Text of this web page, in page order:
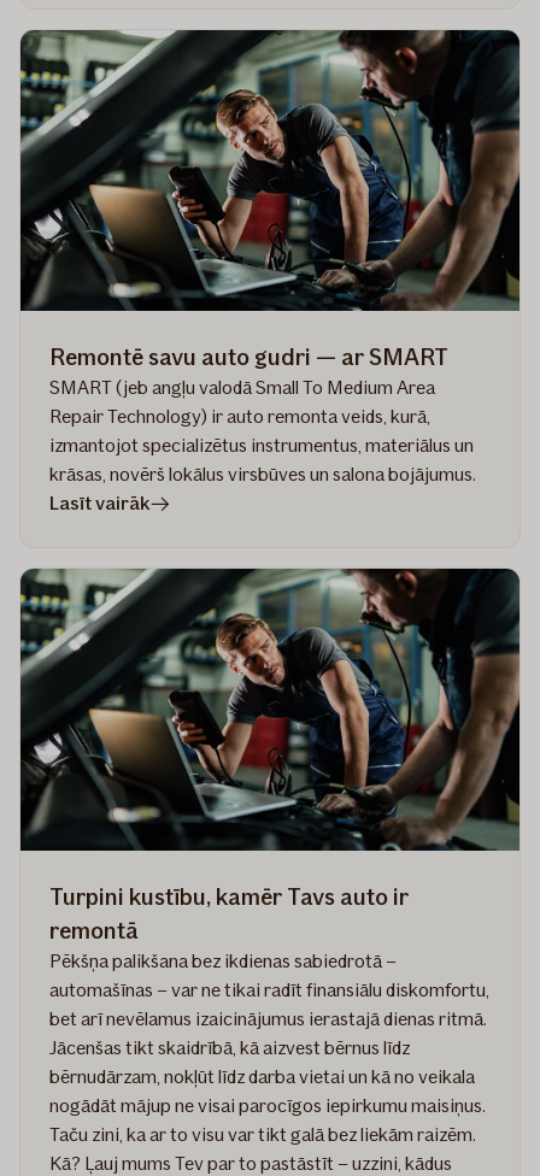
OCTA
apdrošināšana:
atšķirības
un
ieguvumi
Remontē savu auto gudri — ar SMART
SMART (jeb angļu valodā Small To Medium Area
Repair Technology) ir auto remonta veids, kurā,
izmantojot specializētus instrumentus, materiālus un
krāsas, novērš lokālus virsbūves un salona bojājumus.
Lasīt vairākrakstā
auto
gudri
—
ar
SMART
Turpini kustību, kamēr Tavs auto ir
remontā
Pēkšņa palikšana bez ikdienas sabiedrotā –
automašīnas – var ne tikai radīt finansiālu diskomfortu,
bet arī nevēlamus izaicinājumus ierastajā dienas ritmā.
Jācenšas tikt skaidrībā, kā aizvest bērnus līdz
bērnudārzam, nokļūt līdz darba vietai un kā no veikala
nogādāt mājup ne visai parocīgos iepirkumu maisiņus.
Taču zini, ka ar to visu var tikt galā bez liekām raizēm.
Kā? Ļauj mums Tev par to pastāstīt – uzzini, kādus